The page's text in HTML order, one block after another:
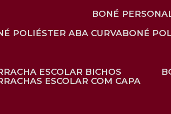
BONÉ
POLIÉSTER ABA CURVA
BONÉ
ESCOLAR BICHOS
ESCOLAR COM CAPA